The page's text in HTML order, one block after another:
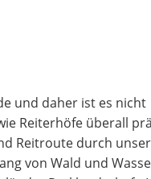
und daher ist es nicht
Reiterhöfe überall
Reitroute durch
von Wald und